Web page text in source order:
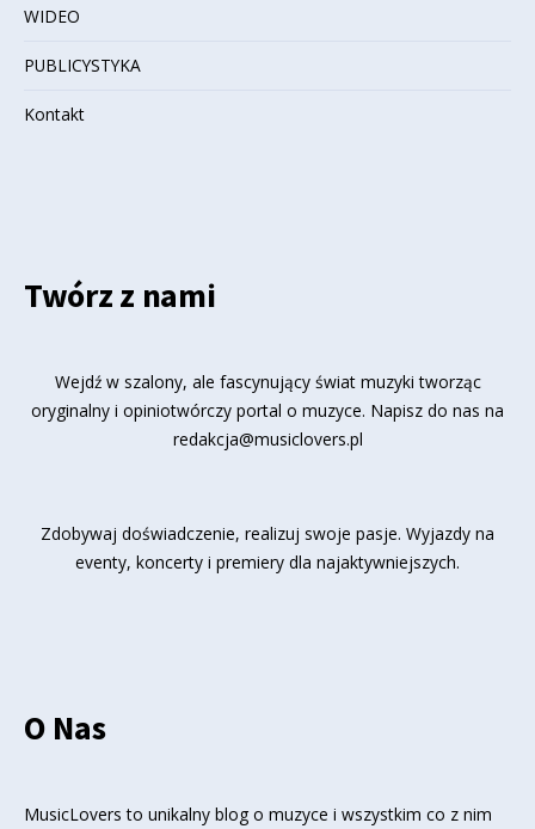
WIDEO
PUBLICYSTYKA
Kontakt
Twórz z nami
Wejdź w szalony, ale fascynujący świat muzyki tworząc
oryginalny i opiniotwórczy portal o muzyce. Napisz do nas na
redakcja@musiclovers.pl
Zdobywaj doświadczenie, realizuj swoje pasje. Wyjazdy na
eventy, koncerty i premiery dla najaktywniejszych.
O Nas
MusicLovers to unikalny blog o muzyce i wszystkim co z nim